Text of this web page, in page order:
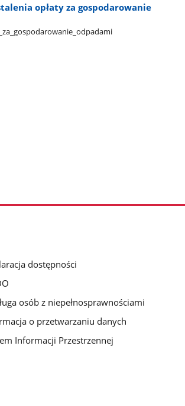
opłaty za gospodarowanie
dostępności
osób z niepełnosprawnościami
o przetwarzaniu danych
Informacji Przestrzennej